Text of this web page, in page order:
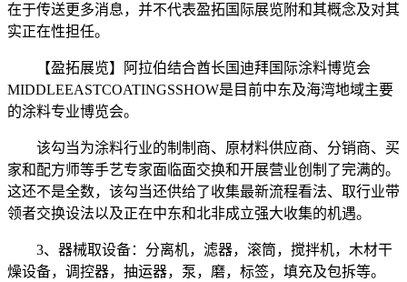
在于传送更多消息，并不代表盈拓国际展览附和其概念及对其
实正在性担任。
【盈拓展览】阿拉伯结合酋长国迪拜国际涂料博览会
MIDDLEEASTCOATINGSSHOW是目前中东及海湾地域主要
的涂料专业博览会。
该勾当为涂料行业的制制商、原材料供应商、分销商、买
家和配方师等手艺专家面临面交换和开展营业创制了完满的。
这还不是全数，该勾当还供给了收集最新流程看法、取行业带
领者交换设法以及正在中东和北非成立强大收集的机遇。
3、器械取设备：分离机，滤器，滚筒，搅拌机，木材干
燥设备，调控器，抽运器，泵，磨，标签，填充及包拆等。